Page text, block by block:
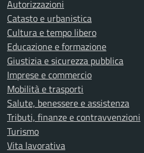
Autorizzazioni
Catasto e urbanistica
Cultura e tempo libero
Educazione e formazione
Giustizia e sicurezza pubblica
Imprese e commercio
Mobilità e trasporti
Salute, benessere e assistenza
Tributi, finanze e contravvenzioni
Turismo
Vita lavorativa